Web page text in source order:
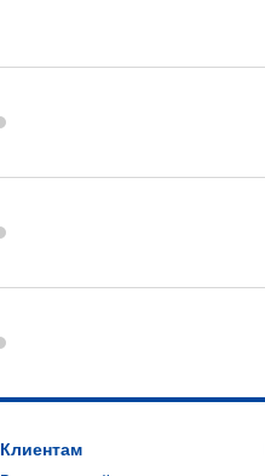
Клиентам